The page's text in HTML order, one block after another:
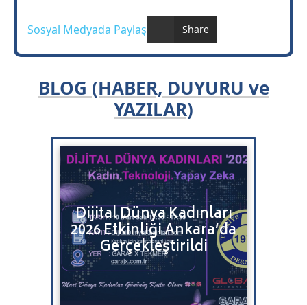
Sosyal Medyada Paylaş Share
BLOG (HABER, DUYURU ve
YAZILAR)
Dijital Dünya Kadınları
2026 Etkinliği Ankara’da
Gerçekleştirildi